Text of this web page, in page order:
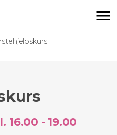
16.00 - 19.00